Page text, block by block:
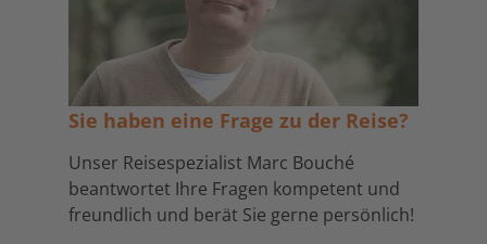
Sie haben eine Frage zu der Reise?
Unser Reisespezialist Marc Bouché
beantwortet Ihre Fragen kompetent und
freundlich und berät Sie gerne persönlich!